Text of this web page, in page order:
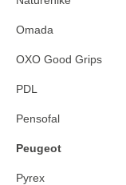
Omada
OXO Good Grips
PDL
Pensofal
Peugeot
Pyrex